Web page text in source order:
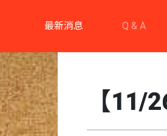
最新消息 Q & A
【11/